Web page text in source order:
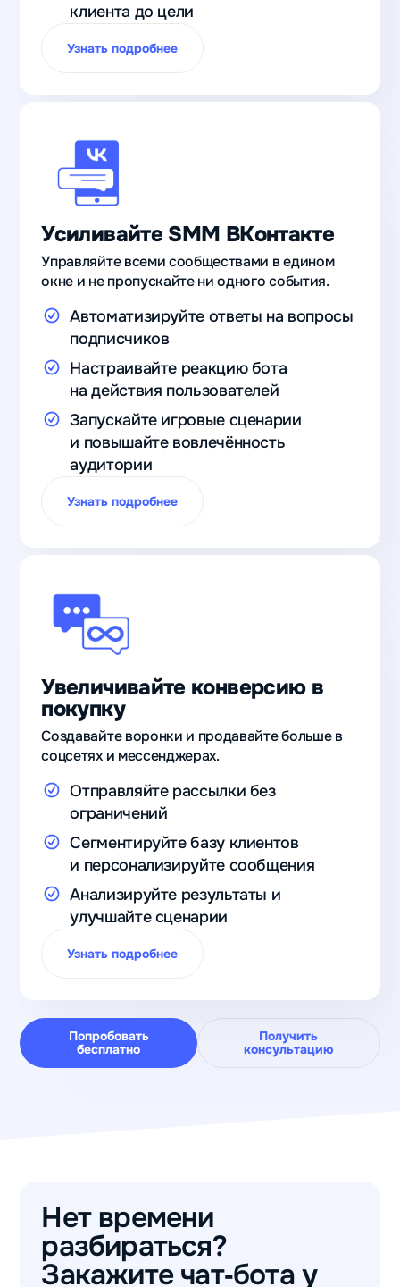
клиента до цели
Узнать подробнее
Усиливайте SMM ВКонтакте
Управляйте всеми сообществами в едином
окне и не пропускайте ни одного события.
Автоматизируйте ответы на вопросы
подписчиков
Настраивайте реакцию бота
на действия пользователей
Запускайте игровые сценарии
и повышайте вовлечённость
аудитории
Узнать подробнее
Увеличивайте конверсию в
покупку
Создавайте воронки и продавайте больше в
соцсетях и мессенджерах.
Отправляйте рассылки без
ограничений
Сегментируйте базу клиентов
и персонализируйте сообщения
Анализируйте результаты и
улучшайте сценарии
Узнать подробнее
Попробовать
бесплатно
Получить
консультацию
Нет времени
разбираться?
Закажите чат‑бота у